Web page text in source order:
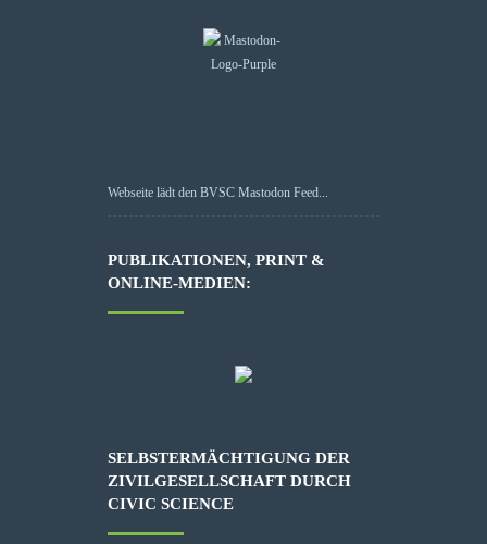
Webseite lädt den BVSC Mastodon Feed...
PUBLIKATIONEN, PRINT &
ONLINE-MEDIEN:
SELBSTERMÄCHTIGUNG DER
ZIVILGESELLSCHAFT DURCH
CIVIC SCIENCE